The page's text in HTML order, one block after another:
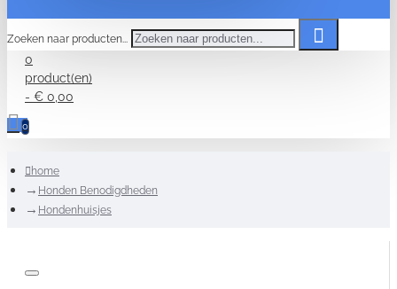
Zoeken naar producten...
0
product(en)
- € 0,00
0
home
Honden Benodigdheden
Hondenhuisjes